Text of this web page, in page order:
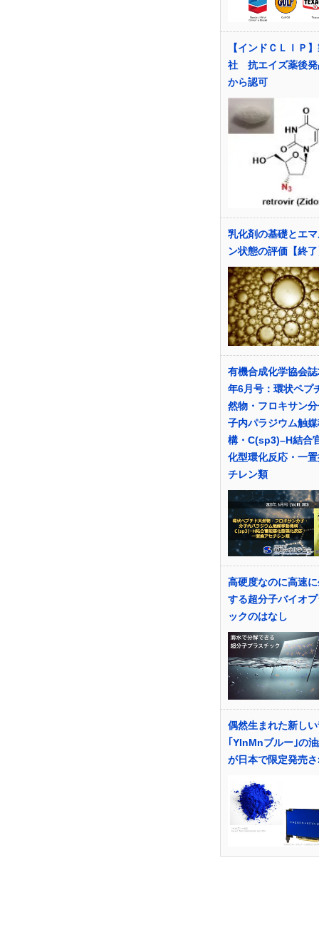
【インドＣＬＩＰ
社 抗エイズ薬後発
から認可
乳化剤の基礎とエ
ン状態の評価【終
有機合成化学協会
年6月号：環状ペプ
然物・フロキサン
子内パラジウム触
構・C(sp3)–H結合
化型環化反応・一
チレン類
高硬度なのに高速
する超分子バイオ
ックのはなし
偶然生まれた新し
｢YInMnブルー｣の
が日本で限定発売